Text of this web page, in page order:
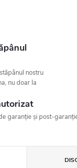
nostru
nu doar la
garanție și post-